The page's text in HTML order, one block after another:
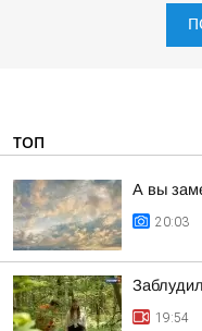
ТОП
А вы
20:03
19:54